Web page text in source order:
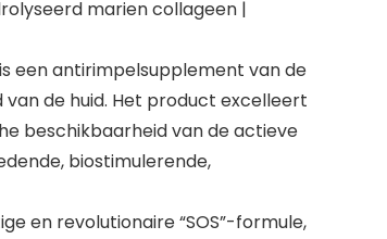
marien collageen |
is een antirimpelsupplement van de
de huid. Het product excelleert
beschikbaarheid van de actieve
biostimulerende,
en revolutionaire “SOS”-formule,